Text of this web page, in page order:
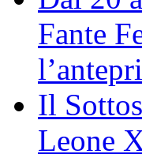
Fante
Il
Leone